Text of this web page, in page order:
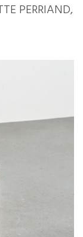
PERRIAND,